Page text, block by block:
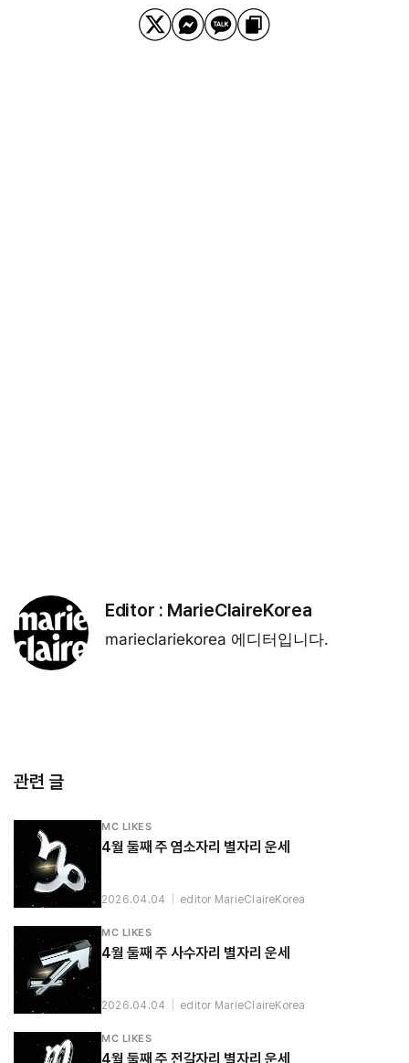
Editor : MarieClaireKorea
marieclariekorea 에디터입니다.
관련 글
MC LIKES
4월 둘째 주 염소자리 별자리 운세
2026.04.04 editor MarieClaireKorea
MC LIKES
4월 둘째 주 사수자리 별자리 운세
2026.04.04 editor MarieClaireKorea
MC LIKES
4월 둘째 주 전갈자리 별자리 운세